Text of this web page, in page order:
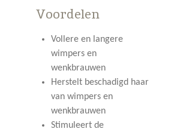
Voordelen
Vollere en langere
wimpers en
wenkbrauwen
Herstelt beschadigd haar
van wimpers en
wenkbrauwen
Stimuleert de